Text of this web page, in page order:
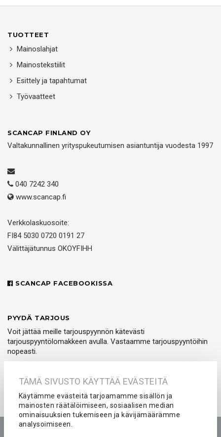
TÄMÄ SIVUSTO KÄYTTÄÄ EVÄSTEITÄ
Käytämme evästeitä tarjoamamme sisällön ja
mainosten räätälöimiseen, sosiaalisen median
ominaisuuksien tukemiseen ja kävijämäärämme
analysoimiseen.
TUOTTEET
Mainoslahjat
Mainostekstiilit
Esittely ja tapahtumat
Työvaatteet
SCANCAP FINLAND OY
Valtakunnallinen yrityspukeutumisen asiantuntija vuodesta 1997
040 7242 340
www.scancap.fi
Verkkolaskuosoite:
FI84 5030 0720 0191 27
Välittäjätunnus OKOYFIHH
SCANCAP FACEBOOKISSA
PYYDÄ TARJOUS
Voit jättää meille tarjouspyynnön kätevästi
tarjouspyyntölomakkeen avulla. Vastaamme tarjouspyyntöihin
nopeasti.